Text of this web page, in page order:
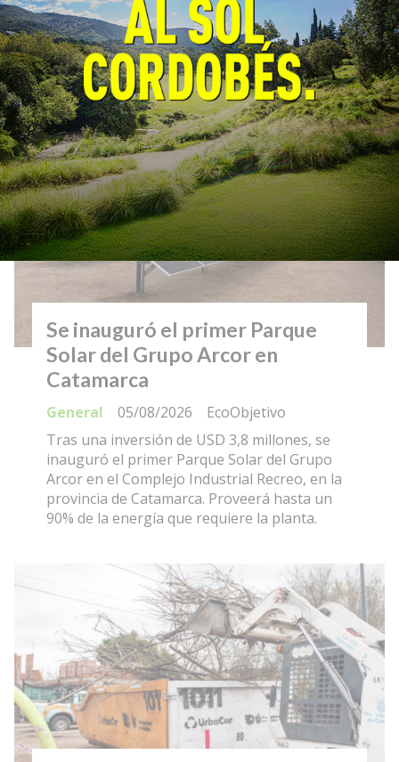
estrategias de prevención, planificación y
respuesta. El próximo lunes se firmará un
convenio para fortalecer la prevención y el
monitoreo de incendios forestales.
Se inauguró el primer Parque
Solar del Grupo Arcor en
Catamarca
EcoObjetivo
General
05/08/2026
Tras una inversión de USD 3,8 millones, se
inauguró el primer Parque Solar del Grupo
Arcor en el Complejo Industrial Recreo, en la
provincia de Catamarca. Proveerá hasta un
90% de la energía que requiere la planta.